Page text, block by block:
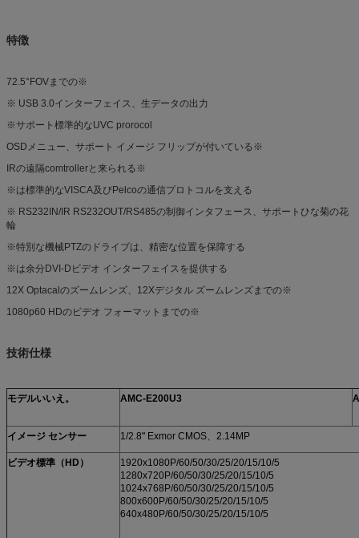
特徴
72.5°FOVまでの※
※ USB 3.0インターフェイス、生データの出力
※サポート標準的なUVC prorocol
OSDメニュー、サポート イメージ フリップが付いている※
IRの遠隔comtrollerと来られる※
※は標準的なVISCA及びPelcoの通信プロトコルを支える
※ RS232IN/IR RS232OUT/RS485の制御インタフェース、サポートひな菊の花
輪
※特別な機械PTZのドライブは、精密な位置を保障する
※は余分DVI-Dビデオ インターフェイスを提供する
12X Optacalのズームレンズ、12Xデジタル ズームレンズまでの※
1080p60 HDのビデオ フォーマットまでの※
技術仕様
モデルいいえ。 AMC-E200U3
イメージ センサー 1/2.8" Exmor CMOS、2.14MP
ビデオ標準（HD）
1920x1080P/60/50/30/25/20/15/10/5
1280x720P/60/50/30/25/20/15/10/5
1024x768P/60/50/30/25/20/15/10/5
800x600P/60/50/30/25/20/15/10/5
640x480P/60/50/30/25/20/15/10/5